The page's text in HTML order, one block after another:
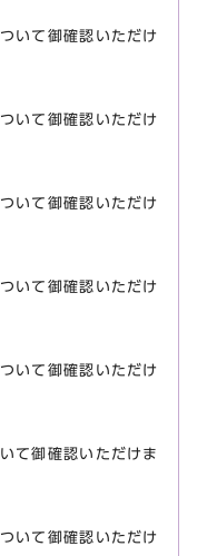
いて御確認いただけ
いて御確認いただけ
いて御確認いただけ
いて御確認いただけ
いて御確認いただけ
て御確認いただけま
いて御確認いただけ